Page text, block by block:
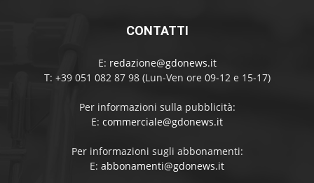
CONTATTI
E: redazione@gdonews.it
T: +39 051 082 87 98 (Lun-Ven ore 09-12 e 15-17)
Per informazioni sulla pubblicità:
E: commerciale@gdonews.it
Per informazioni sugli abbonamenti:
E: abbonamenti@gdonews.it